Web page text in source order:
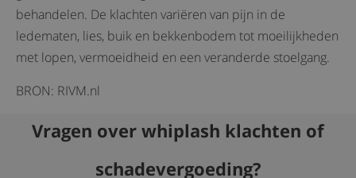
behandelen. De klachten variëren van pijn in de
ledematen, lies, buik en bekkenbodem tot moeilijkheden
met lopen, vermoeidheid en een veranderde stoelgang.
BRON: RIVM.nl
Vragen over whiplash klachten of
schadevergoeding?